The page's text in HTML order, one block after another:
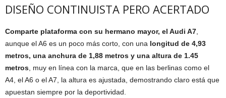
DISEÑO CONTINUISTA PERO ACERTADO
Comparte plataforma con su hermano mayor, el Audi A7
aunque el A6 es un poco más corto, con una longitud de 4,93
metros, una anchura de 1,88 metros y una altura de 1.45
metros , muy en línea con la marca, que en las berlinas como el
A4, el A6 o el A7, la altura es ajustada, demostrando claro está que
apuestan siempre por la deportividad.